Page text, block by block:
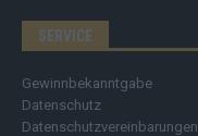
SERVICE
Gewinnbekanntgabe
Datenschutz
Datenschutzvereinbarungen